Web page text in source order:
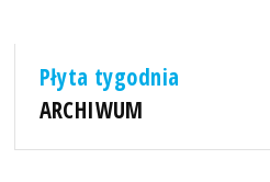
Płyta tygodnia
ARCHIWUM